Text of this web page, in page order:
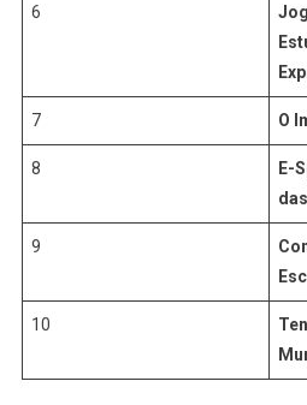
6
7 O
8
E-
9
10